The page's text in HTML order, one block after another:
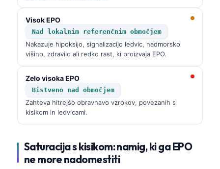
Visok EPO
Nad lokalnim referenčnim območjem
Nakazuje hipoksijo, signalizacijo ledvic, nadmorsko
višino, zdravilo ali redko rast, ki proizvaja EPO.
Zelo visoka EPO
Bistveno nad območjem
Zahteva hitrejšo obravnavo vzrokov, povezanih s
kisikom in ledvicami.
Saturacija s kisikom: namig, ki ga EPO
ne more nadomestiti
Latviešu valoda
Gàidhlig
Occitan
Afrikaans
Монгол
ພາສາລາວ
Basa Jawa